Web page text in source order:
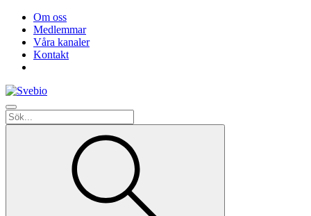
Om oss
Medlemmar
Våra kanaler
Kontakt